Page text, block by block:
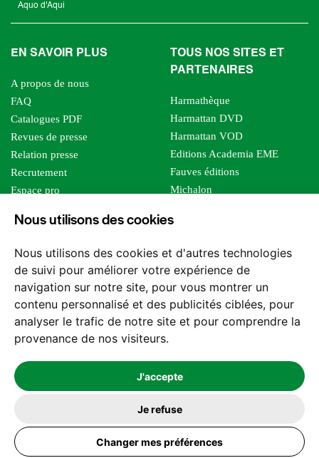
Nous utilisons des cookies
Nous utilisons des cookies et d'autres technologies
de suivi pour améliorer votre expérience de
navigation sur notre site, pour vous montrer un
contenu personnalisé et des publicités ciblées, pour
analyser le trafic de notre site et pour comprendre la
provenance de nos visiteurs.
J'accepte
Je refuse
Changer mes préférences
Aquo d'Aqui
EN SAVOIR PLUS
A propos de nous
FAQ
Catalogues PDF
Revues de presse
Relation presse
Recrutement
Espace pro
Foreign rights
TOUS NOS SITES ET
PARTENAIRES
Harmathèque
Harmattan DVD
Harmattan VOD
Editions Academia EME
Fauves éditions
Michalon
Editions Sutton
Les impliqués
Tous les éditeurs
Nos structures
Nous contacter
2026 -© Les Editions l'Harmattan. Tous droits réservés - Site réalisé par
Mentions légales
Politique de confidentialité